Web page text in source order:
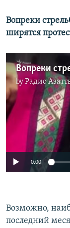
Вопреки
ширятся
byРадио
No
0:00
Возможно,
последний